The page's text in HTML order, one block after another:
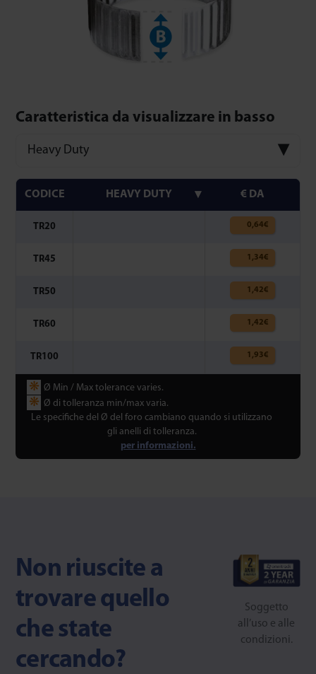
Caratteristica da visualizzare in basso
Heavy Duty
CODICE HEAVY DUTY € DA
TR20 0,64 €
TR45 1,34 €
TR50 1,42€
TR60 1,42€
TR100 1,93€
❋ Ø Min / Max tolerance varies.
❋ Ø di tolleranza min/max varia.
Le specifiche del Ø del foro cambiano quando si utilizzano
gli anelli di tolleranza.
per informazioni.
Non riuscite a
trovare quello
che state
cercando?
Soggetto
all’uso e alle
condizioni.